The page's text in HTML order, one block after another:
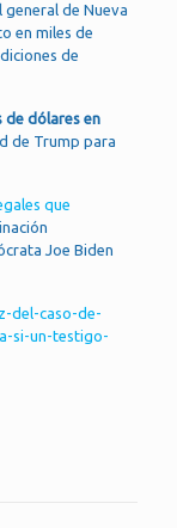
general de Nueva
en miles de
de
de dólares en
de Trump para
que
Joe Biden
del-caso-de-
si-un-testigo-